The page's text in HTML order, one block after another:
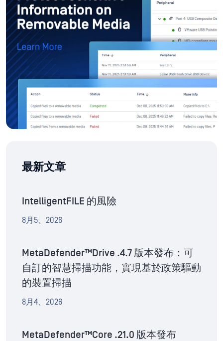
最新文章
IntelligentFILE 的風險
8月5、2026
MetaDefender™Drive .4.7 版本發布：可
自訂的智慧掃描功能，實現基於政策驅動
的裝置掃描
8月4、2026
MetaDefender™Core .21.0 版本發布